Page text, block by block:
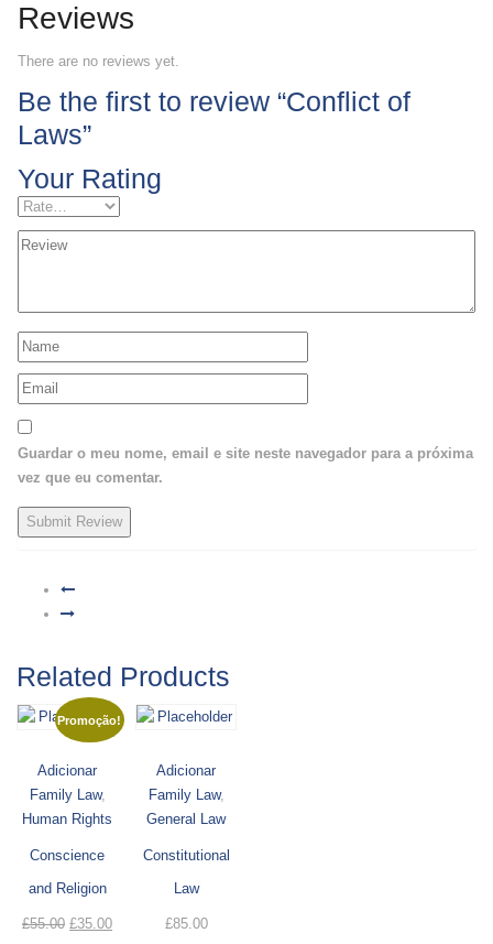
Reviews
There are no reviews yet.
Be the first to review “Conflict of
Laws”
Your Rating
Guardar o meu nome, email e site neste navegador para a próxima
vez que eu comentar.
Related Products
Promoção!
Adicionar
Family Law,
Human Rights
Conscience
and Religion
£55.00 O
£35.00O
Adicionar
Family Law,
General Law
Constitutional
Law
£85.00